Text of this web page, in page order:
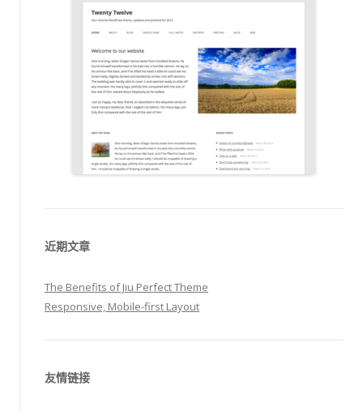
近期文章
The Benefits of Jiu Perfect Theme
Responsive, Mobile-first Layout
友情链接